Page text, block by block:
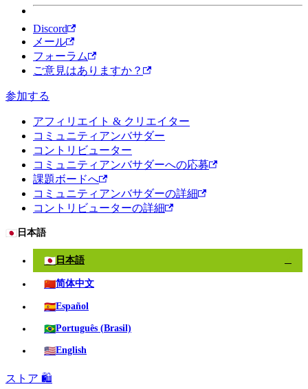
Discord
メール
フォーラム
ご意見はありますか？
参加する
アフィリエイト & クリエイター
コミュニティアンバサダー
コントリビューター
コミュニティアンバサダーへの応募
課題ボードへ
コミュニティアンバサダーの詳細
コントリビューターの詳細
🇯🇵 日本語
🇯🇵 日本語
🇨🇳简体中文
🇪🇸Español
🇧🇷Português (Brasil)
🇺🇸English
ストア 🛍️